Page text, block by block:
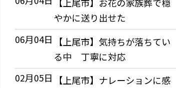
やかに送り出せた
06月04日
【上尾市】気持ちが落ちてい
る中 丁寧に対応
02月05日
【上尾市】ナレーションに感